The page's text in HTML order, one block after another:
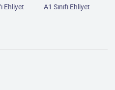
Ehliyet A1 Sınıfı Ehliyet